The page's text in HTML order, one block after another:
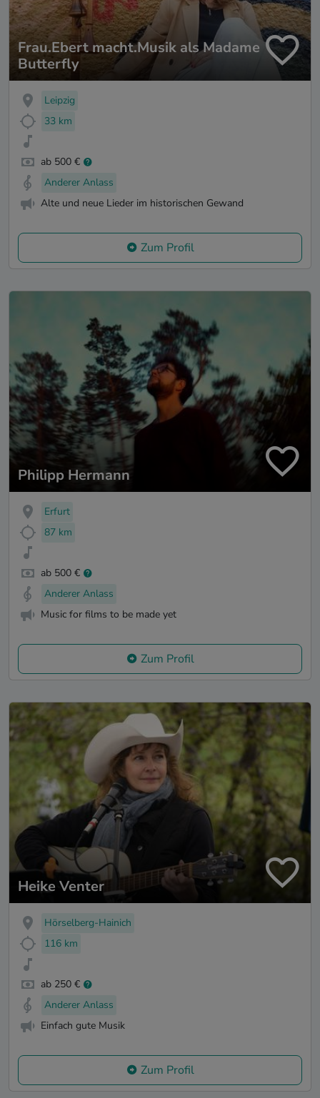
Frau.Ebert macht.Musik als Madame
Butterfly
Leipzig
33 km
ab 500 €
Anderer Anlass
Alte und neue Lieder im historischen Gewand
Zum Profil
Philipp Hermann
Erfurt
87 km
ab 500 €
Anderer Anlass
Music for films to be made yet
Zum Profil
Heike Venter
Hörselberg-Hainich
116 km
ab 250 €
Anderer Anlass
Einfach gute Musik
Zum Profil